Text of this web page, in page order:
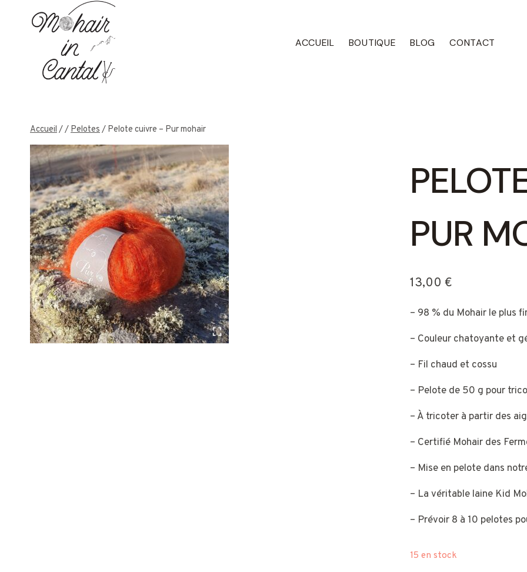
ACCUEIL BOUTIQUE BLOG CONTACT
Accueil//Pelotes/ Pelote cuivre – Pur mohair
PUR
13,00 €
– 98 % du Mohair le plus
– Couleur chatoyante et
– Fil chaud et cossu
– Pelote de 50 g pour
– À tricoter à partir des
– Certifié Mohair des
– Mise en pelote dans
– La véritable laine Kid
– Prévoir 8 à 10 pelotes
15 en stock